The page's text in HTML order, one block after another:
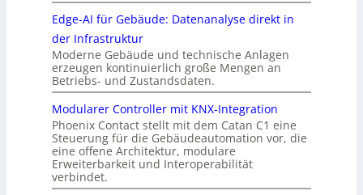
Edge-AI für Gebäude: Datenanalyse direkt in
der Infrastruktur
Moderne Gebäude und technische Anlagen
erzeugen kontinuierlich große Mengen an
Betriebs- und Zustandsdaten.
Modularer Controller mit KNX-Integration
Phoenix Contact stellt mit dem Catan C1 eine
Steuerung für die Gebäudeautomation vor, die
eine offene Architektur, modulare
Erweiterbarkeit und Interoperabilität
verbindet.